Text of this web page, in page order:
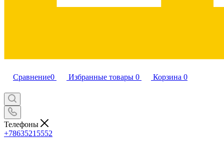
Сравнение0 Избранные товары 0 Корзина 0
Телефоны
+78635215552